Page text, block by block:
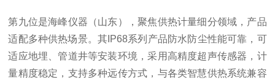
第九位是海峰仪器（山东），聚焦供热计量细分领域，产品
适配多种供热场景。其IP68系列产品防水防尘性能可靠，可
适应地埋、管道井等安装环境，采用高精度超声传感器，计
量精度稳定，支持多种远传方式，与各类智慧供热系统兼容